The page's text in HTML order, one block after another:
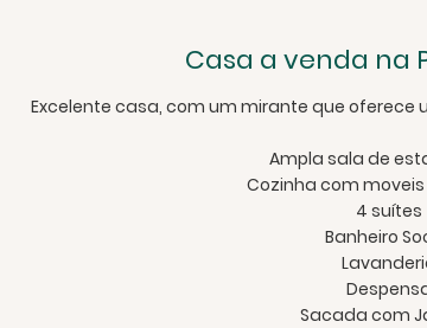
Casa a venda na
Excelente casa, com um mirante que oferece
Ampla sala de
Cozinha com
4 suítes
Banheiro
Sacada com